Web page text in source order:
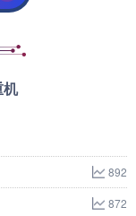
机
892
872